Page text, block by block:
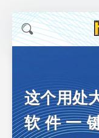
这个用处
软件一